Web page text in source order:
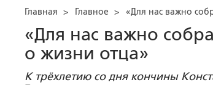
Главная > Главное > «Для нас важно
«Для нас важно
о жизни отца»
К трёхлетию со дня кончины